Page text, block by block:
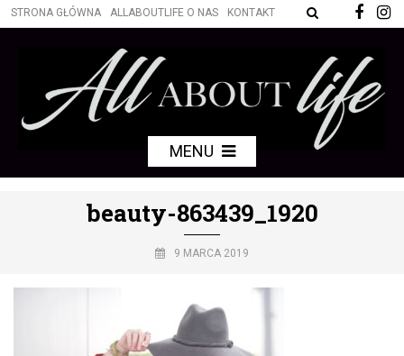
STRONA GŁÓWNA ALLABOUTLIFE O NAS KONTAKT
MENU
beauty-863439_1920
9 MARCA 2019